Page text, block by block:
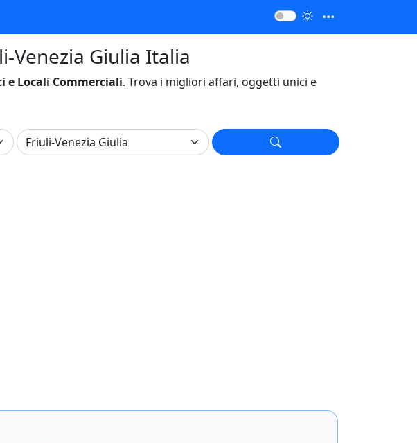
Venezia Giulia Italia
e Locali Commerciali. Trova i migliori affari, oggetti unici e